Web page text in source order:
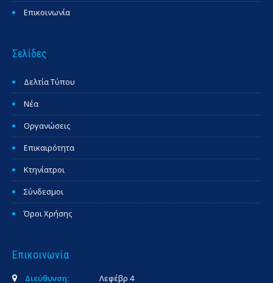
Επικοινωνία
Σελίδες
Δελτία Τύπου
Νέα
Οργανώσεις
Επικαιρότητα
Κτηνίατροι
Σύνδεσμοι
Όροι Χρήσης
Επικοινωνία
Διεύθυνση: Λεφέβρ 4